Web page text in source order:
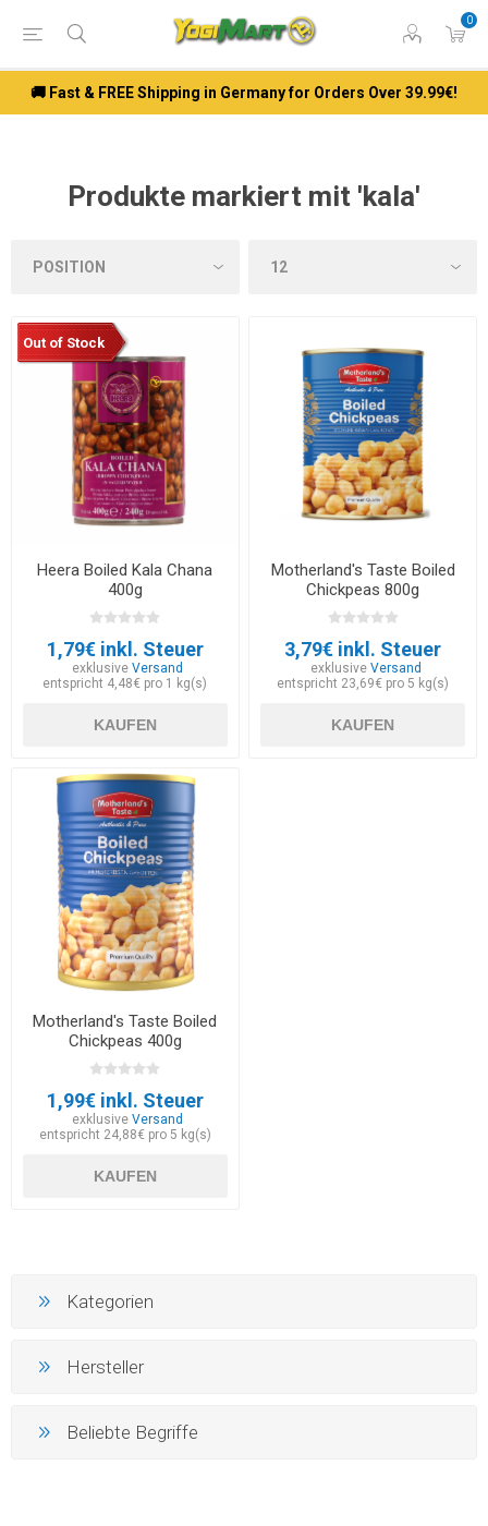
0
🚚 Fast & FREE Shipping in Germany for Orders Over 39.99€!
Produkte markiert mit 'kala'
Out of Stock
Heera Boiled Kala Chana
400g
1,79€ inkl. Steuer
exklusiveVersand
entspricht 4,48€ pro 1 kg(s)
KAUFEN
Motherland's Taste Boiled
Chickpeas 800g
3,79€ inkl. Steuer
exklusive Versand
entspricht 23,69€ pro 5 kg(s)
KAUFEN
Motherland's Taste Boiled
Chickpeas 400g
1,99€ inkl. Steuer
exklusiveVersand
entspricht 24,88€ pro 5 kg(s)
KAUFEN
Kategorien
Hersteller
Beliebte Begriffe